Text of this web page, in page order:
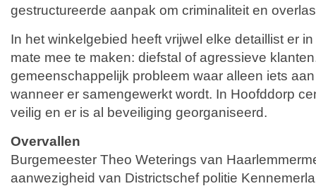
gestructureerde aanpak om criminaliteit en
In het winkelgebied heeft vrijwel elke detaillist er
mate mee te maken: diefstal of agressieve
gemeenschappelijk probleem waar alleen iets
wanneer er samengewerkt wordt. In Hoofddorp
veilig en er is al beveiliging georganiseerd.
Overvallen
Burgemeester Theo Weterings van
aanwezigheid van Districtschef politie